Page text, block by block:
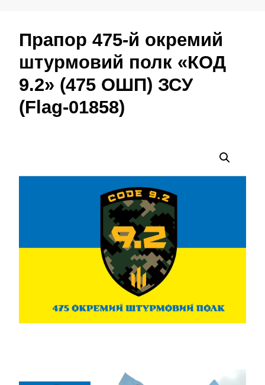
Прапор 475-й окремий
штурмовий полк «КОД
9.2» (475 ОШП) ЗСУ
(Flag-01858)